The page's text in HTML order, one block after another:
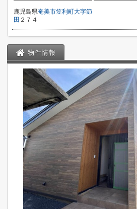
鹿児島県奄美市笠利町大字節
田 ２７４
物件情報